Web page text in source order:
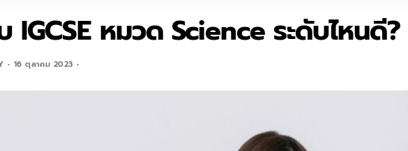
The Advisor On-siteติว IGCSE
IGCSE (Year 10-11)
SAT
IGCSE หมวด Science ระดับไหนดี?
16 ตุลาคม 2023